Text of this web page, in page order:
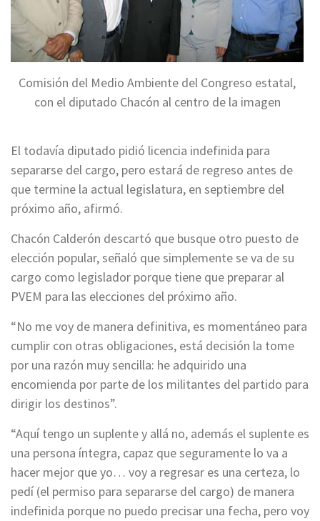
Comisión del Medio Ambiente del Congreso estatal,
con el diputado Chacón al centro de la imagen
El todavía diputado pidió licencia indefinida para
separarse del cargo, pero estará de regreso antes de
que termine la actual legislatura, en septiembre del
próximo año, afirmó.
Chacón Calderón descartó que busque otro puesto de
elección popular, señaló que simplemente se va de su
cargo como legislador porque tiene que preparar al
PVEM para las elecciones del próximo año.
“No me voy de manera definitiva, es momentáneo para
cumplir con otras obligaciones, está decisión la tome
por una razón muy sencilla: he adquirido una
encomienda por parte de los militantes del partido para
dirigir los destinos”.
“Aquí tengo un suplente y allá no, además el suplente es
una persona íntegra, capaz que seguramente lo va a
hacer mejor que yo… voy a regresar es una certeza, lo
pedí (el permiso para separarse del cargo) de manera
indefinida porque no puedo precisar una fecha, pero voy